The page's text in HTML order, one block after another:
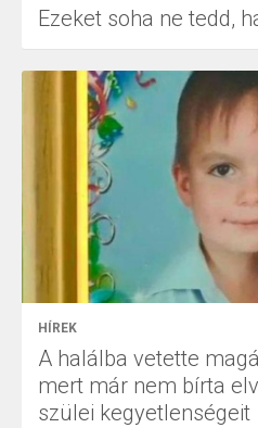
Ezeket soha ne tedd,
HÍREK
A halálba vetette
mert már nem bírta
szülei kegyetlenségeit